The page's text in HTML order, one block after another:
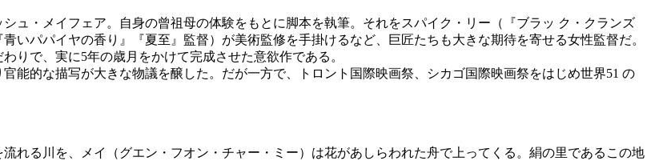
ュ・メイフェア。自身の曾祖母の体験をもとに脚本を執筆。それをスパイク・リー（『ブラッ ク・クランズ
いパパイヤの香り』『夏至』監督）が美術監修を手掛けるなど、巨匠たちも大きな期待を寄せる女性監督だ。
りで、実に5年の歳月をかけて完成させた意欲作である。
能的な描写が大きな物議を醸した。だが一方で、トロント国際映画祭、シカゴ国際映画祭をはじめ世界51 の
れる川を、メイ（グエン・フオン・チャー・ミー）は花があしらわれた舟で上ってくる。絹の里であるこの地